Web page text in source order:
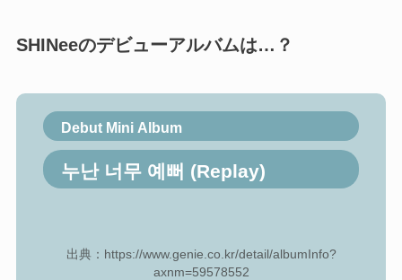
SHINeeのデビューアルバムは…？
Debut Mini Album
누난 너무 예뻐 (Replay)
出典：https://www.genie.co.kr/detail/albumInfo?
axnm=59578552